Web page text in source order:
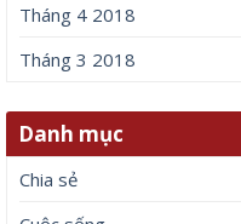
Tháng 4 2018
Tháng 3 2018
Danh mục
Chia sẻ